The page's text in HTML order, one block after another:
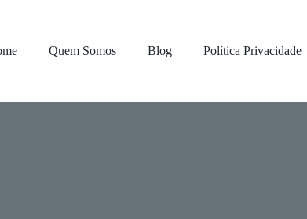
Quem Somos Blog Política Privacidade